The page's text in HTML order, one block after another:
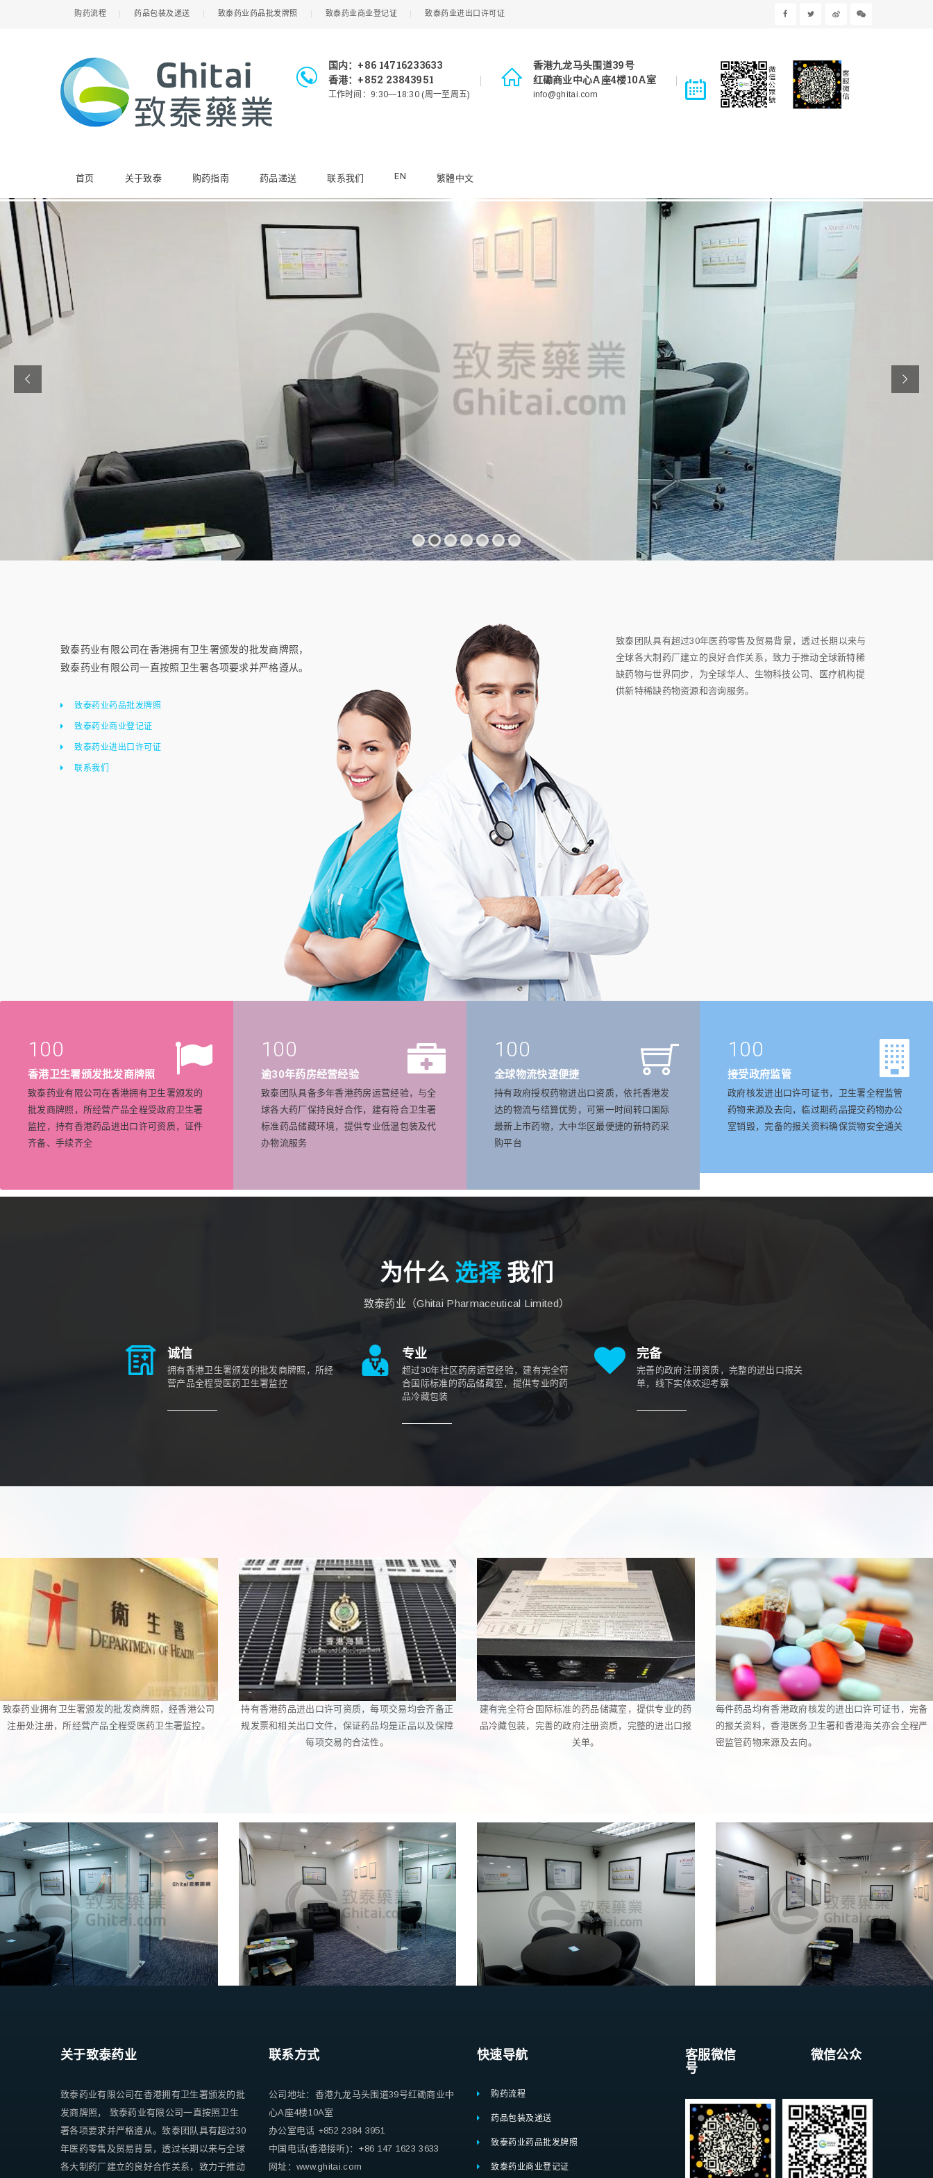
购药流程 药品包装及递送 致泰药业药品批发牌照 致泰药业商业登记证 致泰药业进出口许可证
国内：+86 14716233633
香港：+852 23843951
工作时间：9:30—18:30 (周一至周五)
香港九龙马头围道39号
红磡商业中心A座4楼10A室
info@ghitai.com
首页 关于致泰 购药指南 药品递送 联系我们 EN 繁體中文
致泰药业有限公司在香港拥有卫生署颁发的批发商牌照，
致泰药业有限公司一直按照卫生署各项要求并严格遵从。
致泰药业药品批发牌照
致泰药业商业登记证
致泰药业进出口许可证
联系我们
致泰团队具有超过30年医药零售及贸易背景，透过长期以来与
全球各大制药厂建立的良好合作关系，致力于推动全球新特稀
缺药物与世界同步，为全球华人、生物科技公司、医疗机构提
供新特稀缺药物资源和咨询服务。
100
香港卫生署颁发批发商牌照
致泰药业有限公司在香港拥有卫生署颁发的
批发商牌照，所经营产品全程受政府卫生署
监控，持有香港药品进出口许可资质，证件
齐备、手续齐全
100
逾30年药房经营经验
致泰团队具备多年香港药房运营经验，与全
球各大药厂保持良好合作，建有符合卫生署
标准药品储藏环境，提供专业低温包装及代
办物流服务
100
全球物流快速便捷
持有政府授权药物进出口资质，依托香港发
达的物流与结算优势，可第一时间转口国际
最新上市药物，大中华区最便捷的新特药采
购平台
100
接受政府监管
政府核发进出口许可证书，卫生署全程监管
药物来源及去向，临过期药品提交药物办公
室销毁，完备的报关资料确保货物安全通关
为什么 选择我们
致泰药业（Ghitai Pharmaceutical Limited）
诚信
拥有香港卫生署颁发的批发商牌照，所经
营产品全程受医药卫生署监控
专业
超过30年社区药房运营经验，建有完全符
合国际标准的药品储藏室，提供专业的药
品冷藏包装
完备
完善的政府注册资质，完整的进出口报关
单，线下实体欢迎考察
致泰药业拥有卫生署颁发的批发商牌照，经香港公司
注册处注册，所经营产品全程受医药卫生署监控。
持有香港药品进出口许可资质，每项交易均会齐备正
规发票和相关出口文件，保证药品均是正品以及保障
每项交易的合法性。
建有完全符合国际标准的药品储藏室，提供专业的药
品冷藏包装，完善的政府注册资质，完整的进出口报
关单。
每件药品均有香港政府核发的进出口许可证书，完备
的报关资料，香港医务卫生署和香港海关亦会全程严
密监管药物来源及去向。
关于致泰药业
致泰药业有限公司在香港拥有卫生署颁发的批
发商牌照， 致泰药业有限公司一直按照卫生
署各项要求并严格遵从。致泰团队具有超过30
年医药零售及贸易背景，透过长期以来与全球
各大制药厂建立的良好合作关系，致力于推动
联系方式
公司地址：香港九龙马头围道39号红磡商业中
心A座4楼10A室
办公室电话 +852 2384 3951
中国电话(香港接听)：+86 147 1623 3633
网址：www.ghitai.com
快速导航
购药流程
药品包装及递送
致泰药业药品批发牌照
致泰药业商业登记证
客服微信 微信公众
号